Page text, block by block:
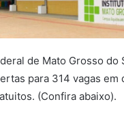
de Mato Grosso do
para 314 vagas em
(Confira abaixo).